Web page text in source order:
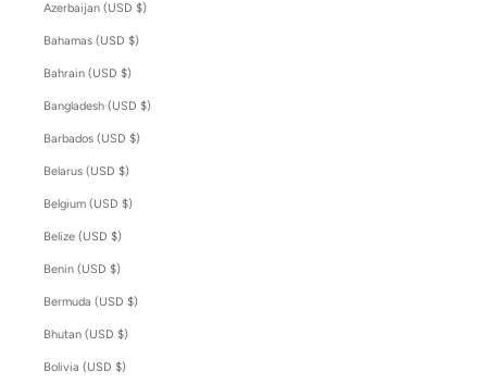
Azerbaijan (USD $)
Bahamas (USD $)
Bahrain (USD $)
Bangladesh (USD $)
Barbados (USD $)
Belarus (USD $)
Belgium (USD $)
Belize (USD $)
Benin (USD $)
Bermuda (USD $)
Bhutan (USD $)
Bolivia (USD $)